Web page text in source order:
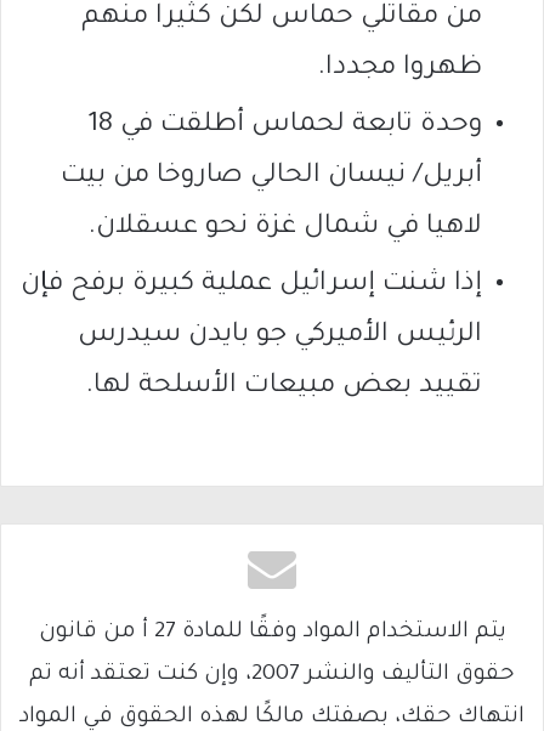
من مقاتلي حماس لكن كثيرا منهم
ظهروا مجددا.
وحدة تابعة لحماس أطلقت في 18
أبريل/ نيسان الحالي صاروخا من بيت
لاهيا في شمال غزة نحو عسقلان.
إذا شنت إسرائيل عملية كبيرة برفح فإن
الرئيس الأميركي جو بايدن سيدرس
تقييد بعض مبيعات الأسلحة لها.
يتم الاستخدام المواد وفقًا للمادة 27 أ من قانون
حقوق التأليف والنشر 2007، وإن كنت تعتقد أنه تم
انتهاك حقك، بصفتك مالكًا لهذه الحقوق في المواد